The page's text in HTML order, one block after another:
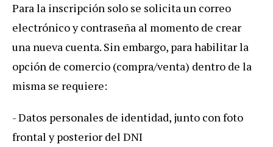
Para la inscripción solo se solicita un correo
electrónico y contraseña al momento de crear
una nueva cuenta. Sin embargo, para habilitar la
opción de comercio (compra/venta) dentro de la
misma se requiere:
- Datos personales de identidad, junto con foto
frontal y posterior del DNI